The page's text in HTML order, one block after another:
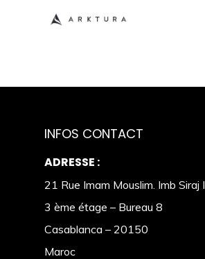
INFOS CONTACT
ADRESSE :
21 Rue Imam Mouslim. Imb Siraj I
3 ème étage – Bureau 8
Casablanca – 20150
Maroc